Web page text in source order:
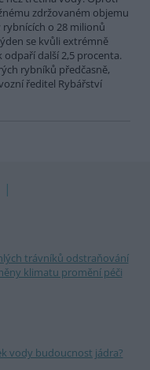
zdržovaném objemu
o 28 milionů
se kvůli extrémně
další 2,5 procenta.
rybníků předčasně,
ředitel Rybářství
trávníků odstraňování
klimatu promění péči
vody budoucnost jádra?